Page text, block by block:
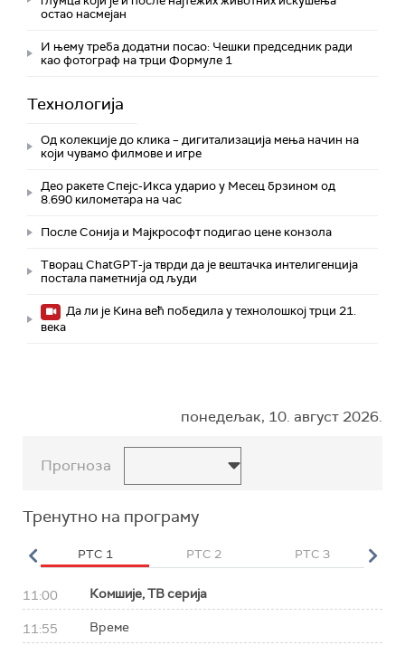
остао насмејан
И њему треба додатни посао: Чешки председник ради
као фотограф на трци Формуле 1
Технологијa
Од колекције до клика – дигитализација мења начин на
који чувамо филмове и игре
Део ракете Спејс-Икса ударио у Месец брзином од
8.690 километара на час
После Сонија и Мајкрософт подигао цене конзола
Творац ChatGPT-ја тврди да је вештачка интелигенција
постала паметнија од људи
Да ли је Кина већ победила у технолошкој трци 21.
века
понедељак, 10. август 2026.
Прогноза
Тренутно на програму
РТС 1 РТС 2 РТС 3
11:00 Комшије, ТВ серија
11:55 Време